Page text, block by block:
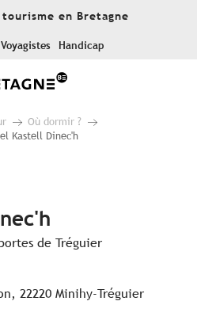
en Bretagne
Voyagistes Handicap
Où dormir ?
Kastell Dinec'h
de Tréguier
22220 Minihy-Tréguier